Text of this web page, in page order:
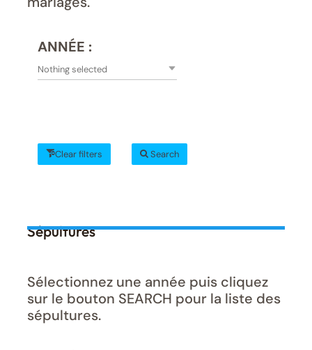
ANNÉE :
Nothing selected
Clear filters Search
Sépultures
Sélectionnez une année puis cliquez
sur le bouton SEARCH pour la liste des
sépultures.